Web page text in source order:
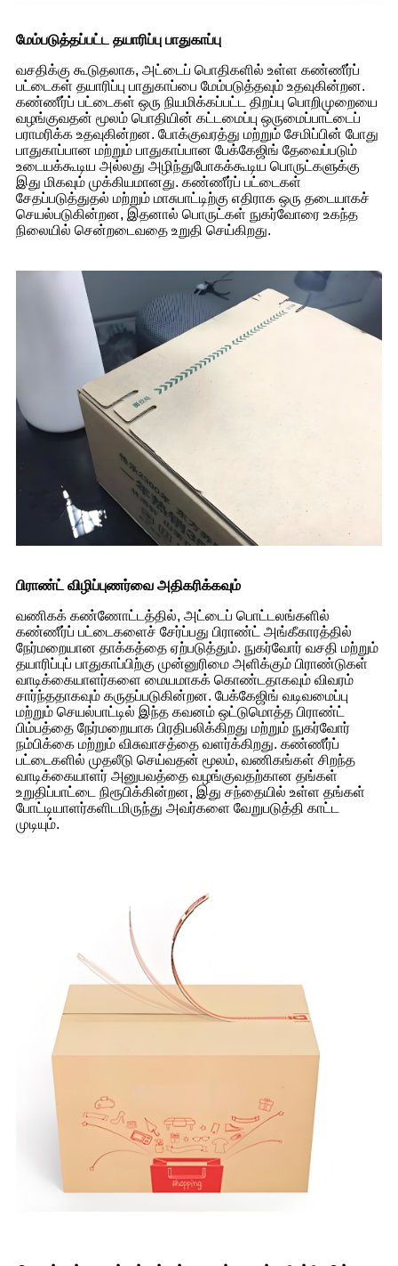
மேம்படுத்தப்பட்ட தயாரிப்பு பாதுகாப்பு
வசதிக்கு கூடுதலாக, அட்டைப் பொதிகளில் உள்ள கண்ணீர்ப்
பட்டைகள் தயாரிப்பு பாதுகாப்பை மேம்படுத்தவும் உதவுகின்றன.
கண்ணீர்ப் பட்டைகள் ஒரு நியமிக்கப்பட்ட திறப்பு பொறிமுறையை
வழங்குவதன் மூலம் பொதியின் கட்டமைப்பு ஒருமைப்பாட்டைப்
பராமரிக்க உதவுகின்றன. போக்குவரத்து மற்றும் சேமிப்பின் போது
பாதுகாப்பான மற்றும் பாதுகாப்பான பேக்கேஜிங் தேவைப்படும்
உடையக்கூடிய அல்லது அழிந்துபோகக்கூடிய பொருட்களுக்கு
இது மிகவும் முக்கியமானது. கண்ணீர்ப் பட்டைகள்
சேதப்படுத்துதல் மற்றும் மாசுபாட்டிற்கு எதிராக ஒரு தடையாகச்
செயல்படுகின்றன, இதனால் பொருட்கள் நுகர்வோரை உகந்த
நிலையில் சென்றடைவதை உறுதி செய்கிறது.
பிராண்ட் விழிப்புணர்வை அதிகரிக்கவும்
வணிகக் கண்ணோட்டத்தில், அட்டைப் பொட்டலங்களில்
கண்ணீர்ப் பட்டைகளைச் சேர்ப்பது பிராண்ட் அங்கீகாரத்தில்
நேர்மறையான தாக்கத்தை ஏற்படுத்தும். நுகர்வோர் வசதி மற்றும்
தயாரிப்புப் பாதுகாப்பிற்கு முன்னுரிமை அளிக்கும் பிராண்டுகள்
வாடிக்கையாளர்களை மையமாகக் கொண்டதாகவும் விவரம்
சார்ந்ததாகவும் கருதப்படுகின்றன. பேக்கேஜிங் வடிவமைப்பு
மற்றும் செயல்பாட்டில் இந்த கவனம் ஒட்டுமொத்த பிராண்ட்
பிம்பத்தை நேர்மறையாக பிரதிபலிக்கிறது மற்றும் நுகர்வோர்
நம்பிக்கை மற்றும் விசுவாசத்தை வளர்க்கிறது. கண்ணீர்ப்
பட்டைகளில் முதலீடு செய்வதன் மூலம், வணிகங்கள் சிறந்த
வாடிக்கையாளர் அனுபவத்தை வழங்குவதற்கான தங்கள்
உறுதிப்பாட்டை நிரூபிக்கின்றன, இது சந்தையில் உள்ள தங்கள்
போட்டியாளர்களிடமிருந்து அவர்களை வேறுபடுத்தி காட்ட
முடியும்.